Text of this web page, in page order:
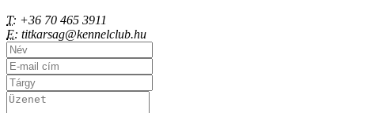
T: +36 70 465 3911
E: titkarsag@kennelclub.hu